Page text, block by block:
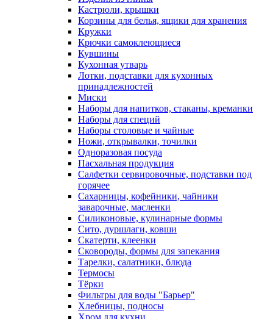
Кастрюли, крышки
Корзины для белья, ящики для хранения
Кружки
Крючки самоклеющиеся
Кувшины
Кухонная утварь
Лотки, подставки для кухонных
принадлежностей
Миски
Наборы для напитков, стаканы, креманки
Наборы для специй
Наборы столовые и чайные
Ножи, открывалки, точилки
Одноразовая посуда
Пасхальная продукция
Салфетки сервировочные, подставки под
горячее
Сахарницы, кофейники, чайники
заварочные, масленки
Силиконовые, кулинарные формы
Сито, дуршлаги, ковши
Скатерти, клеенки
Сковороды, формы для запекания
Тарелки, салатники, блюда
Термосы
Тёрки
Фильтры для воды "Барьер"
Хлебницы, подносы
Хром для кухни